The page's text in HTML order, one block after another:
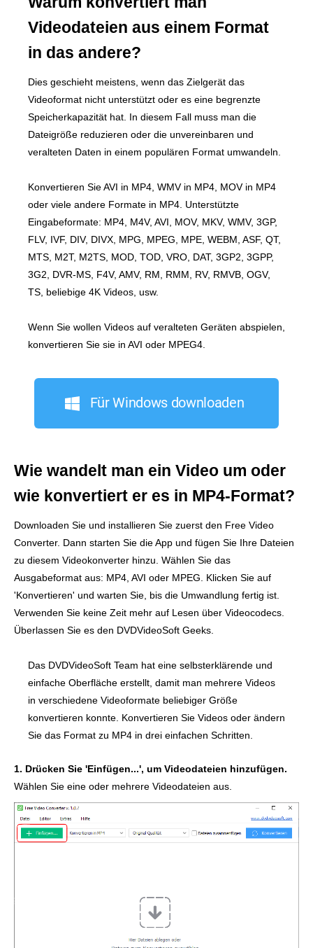
Videodateien aus einem Format
in das andere?
Dies geschieht meistens, wenn das Zielgerät das
Videoformat nicht unterstützt oder es eine begrenzte
Speicherkapazität hat. In diesem Fall muss man die
Dateigröße reduzieren oder die unvereinbaren und
veralteten Daten in einem populären Format umwandeln.
Konvertieren Sie AVI in MP4, WMV in MP4, MOV in MP4
oder viele andere Formate in MP4. Unterstützte
Eingabeformate: MP4, M4V, AVI, MOV, MKV, WMV, 3GP,
FLV, IVF, DIV, DIVX, MPG, MPEG, MPE, WEBM, ASF, QT,
MTS, M2T, M2TS, MOD, TOD, VRO, DAT, 3GP2, 3GPP,
3G2, DVR-MS, F4V, AMV, RM, RMM, RV, RMVB, OGV,
TS, beliebige 4K Videos, usw.
Wenn Sie wollen Videos auf veralteten Geräten abspielen,
konvertieren Sie sie in AVI oder MPEG4.
Für Windows downloaden
Wie wandelt man ein Video um oder
wie konvertiert er es in MP4‑Format?
Downloaden Sie und installieren Sie zuerst den Free Video
Converter. Dann starten Sie die App und fügen Sie Ihre Dateien
zu diesem Videokonverter hinzu. Wählen Sie das
Ausgabeformat aus: MP4, AVI oder MPEG. Klicken Sie auf
'Konvertieren' und warten Sie, bis die Umwandlung fertig ist.
Verwenden Sie keine Zeit mehr auf Lesen über Videocodecs.
Überlassen Sie es den DVDVideoSoft Geeks.
Das DVDVideoSoft Team hat eine selbsterklärende und
einfache Oberfläche erstellt, damit man mehrere Videos
in verschiedene Videoformate beliebiger Größe
konvertieren konnte. Konvertieren Sie Videos oder ändern
Sie das Format zu MP4 in drei einfachen Schritten.
1. Drücken Sie 'Einfügen...', um Videodateien hinzufügen.
Wählen Sie eine oder mehrere Videodateien aus.